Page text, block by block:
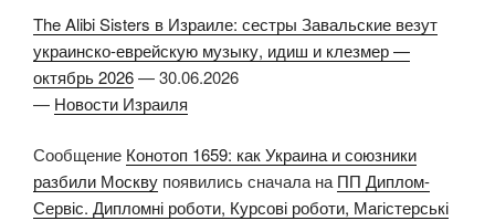
The Alibi Sisters в Израиле: сестры Завальские везут
украинско-еврейскую музыку, идиш и клезмер —
октябрь 2026—30.06.2026
— Новости Израиля
Сообщение Конотоп 1659: как Украина и союзники
разбили Москву появились сначала наПП Диплом-
Сервіс. Дипломні роботи, Курсові роботи, Магістерські